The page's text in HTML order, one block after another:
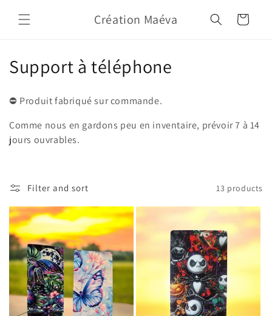
content
Création Maéva Cart
C
l
c
t
i
o
n
:
Support à téléphone
⛔️ Produit fabriqué sur commande.
Comme nous en gardons peu en inventaire, prévoir 7 à 14
jours ouvrables.
Filter and sort 13 products